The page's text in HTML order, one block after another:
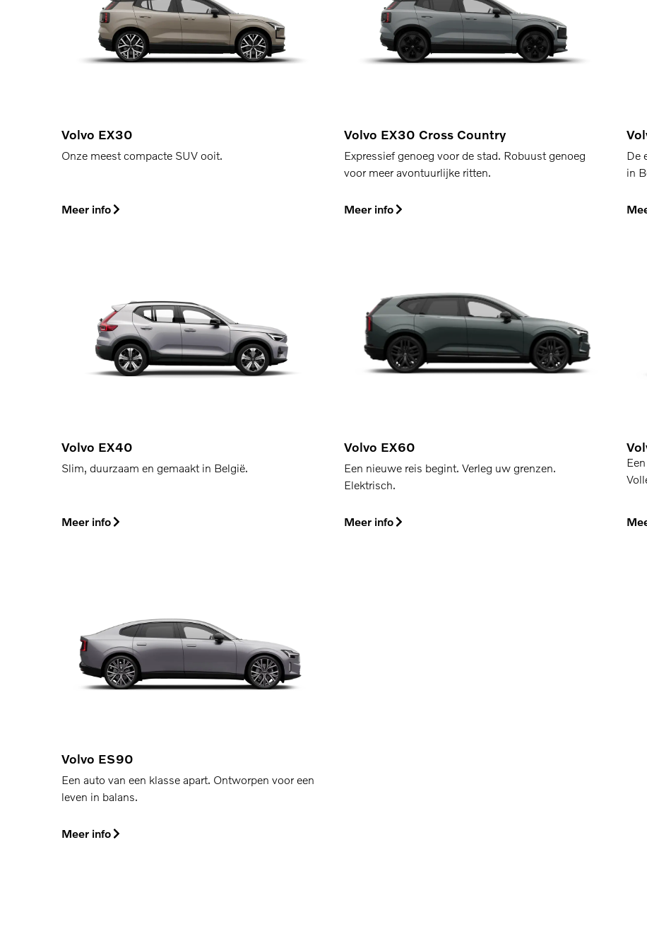
Volvo EX30
Onze meest compacte SUV ooit.
Meer info
Volvo EX30 Cross Country
Expressief genoeg voor de stad. Robuust genoeg
voor meer avontuurlijke ritten.
Meer info
De
in
Volvo EX40
Slim, duurzaam en gemaakt in België.
Meer info
Volvo EX60
Een nieuwe reis begint. Verleg uw grenzen.
Elektrisch.
Meer info
Volvo ES90
Een auto van een klasse apart. Ontworpen voor een
leven in balans.
Meer info